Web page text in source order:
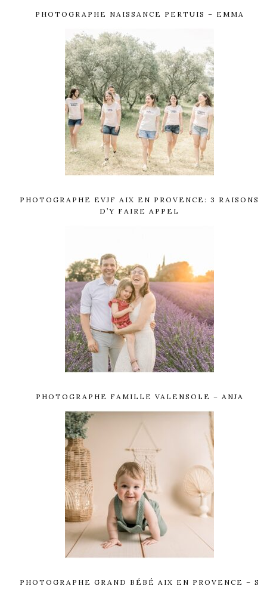
PHOTOGRAPHE NAISSANCE PERTUIS – EMMA
PHOTOGRAPHE EVJF AIX EN PROVENCE: 3 RAISONS
D’Y FAIRE APPEL
PHOTOGRAPHE FAMILLE VALENSOLE – ANJA
PHOTOGRAPHE GRAND BÉBÉ AIX EN PROVENCE – S